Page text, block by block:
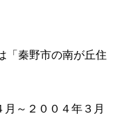
「秦野市の南が丘住
～２００４年３月